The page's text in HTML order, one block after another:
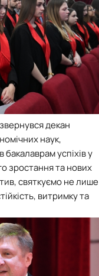
декан
наук,
бакалаврам успіхів у
зростання та нових
святкуємо не лише
витримку та